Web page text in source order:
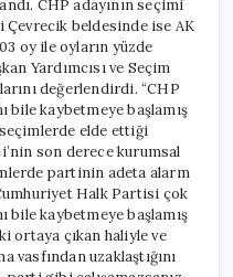
CHP adayının seçimi
Çevrecik beldesinde ise AK
oy ile oyların yüzde
Yardımcısı ve Seçim
değerlendirdi. “CHP
bile kaybetmeye başlamış
elde ettiği
son derece kurumsal
partinin adeta alarm
Halk Partisi çok
bile kaybetmeye başlamış
ortaya çıkan haliyle ve
uzaklaştığını